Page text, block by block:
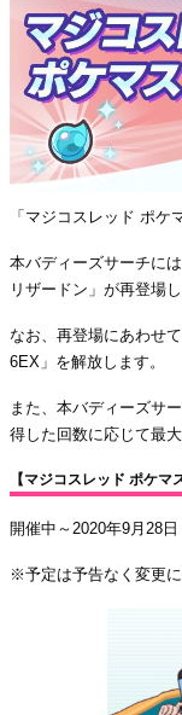
「マジコスレッド ポケ
本バディーズサーチに
リザードン」が再登場し
なお、再登場にあわせ
6EX」を解放します。
また、本バディーズサ
得した回数に応じて最
【マジコスレッド ポケマ
開催中～2020年9月28
※予定は予告なく変更に